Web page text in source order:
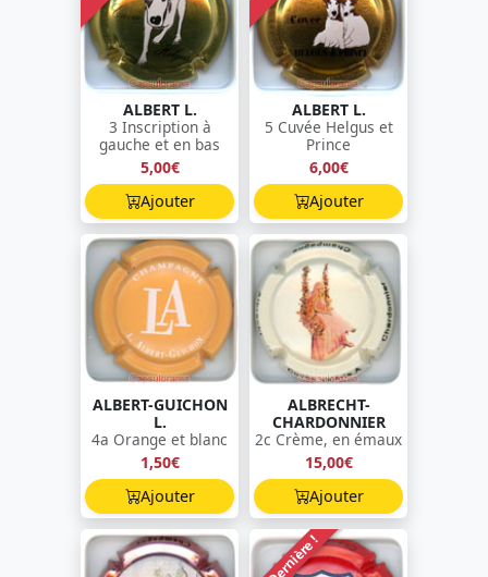
ALBERT L.
3 Inscription à
gauche et en bas
5,00€
Ajouter
ALBERT L.
5 Cuvée Helgus et
Prince
6,00€
Ajouter
ALBERT-GUICHON
L.
4a Orange et blanc
1,50€
Ajouter
ALBRECHT-
CHARDONNIER
2c Crème, en émaux
15,00€
Ajouter
Dernière !